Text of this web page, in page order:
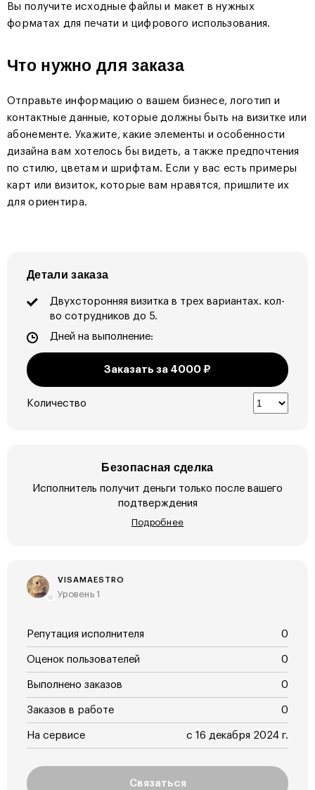
Вы получите исходные файлы и макет в нужных
форматах для печати и цифрового использования.
Что нужно для заказа
Отправьте информацию о вашем бизнесе, логотип и
контактные данные, которые должны быть на визитке или
абонементе. Укажите, какие элементы и особенности
дизайна вам хотелось бы видеть, а также предпочтения
по стилю, цветам и шрифтам. Если у вас есть примеры
карт или визиток, которые вам нравятся, пришлите их
для ориентира.
Детали заказа
Двухсторонняя визитка в трех вариантах. кол-
во сотрудников до 5.
Дней на выполнение:
Заказать за 4000 ₽
Количество
Безопасная сделка
Исполнитель получит деньги только после вашего
подтверждения
Подробнее
VISAMAESTRO
Уровень 1
Репутация исполнителя 0
Оценок пользователей 0
Выполнено заказов 0
Заказов в работе 0
На сервисе с 16 декабря 2024 г.
Связаться